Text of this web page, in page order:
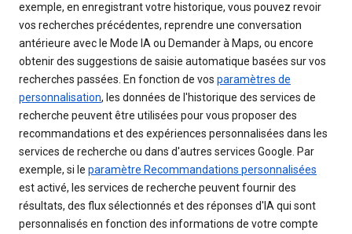
exemple, en enregistrant votre historique, vous pouvez revoir
vos recherches précédentes, reprendre une conversation
antérieure avec le Mode IA ou Demander à Maps, ou encore
obtenir des suggestions de saisie automatique basées sur vos
recherches passées. En fonction de vos paramètres de
personnalisation, les données de l'historique des services de
recherche peuvent être utilisées pour vous proposer des
recommandations et des expériences personnalisées dans les
services de recherche ou dans d'autres services Google. Par
exemple, si le paramètre Recommandations personnalisées
est activé, les services de recherche peuvent fournir des
résultats, des flux sélectionnés et des réponses d'IA qui sont
personnalisés en fonction des informations de votre compte